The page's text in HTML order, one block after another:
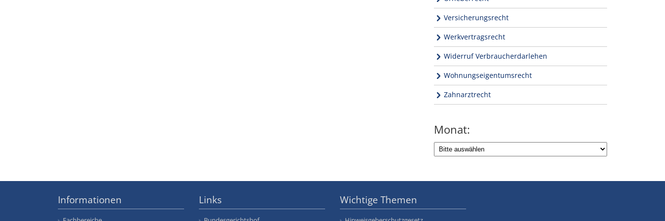
Versicherungsrecht
Werkvertragsrecht
Widerruf Verbraucherdarlehen
Wohnungseigentumsrecht
Zahnarztrecht
Monat:
Informationen Links Wichtige Themen